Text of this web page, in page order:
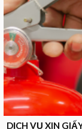
DỊCH VỤ XIN